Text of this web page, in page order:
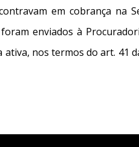
em cobrança na
enviados à
ativa, nos termos do art. 41